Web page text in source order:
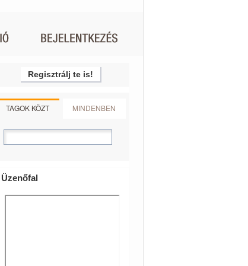
Regisztrálj te is!
TAGOK KÖZT MINDENBEN
Üzenőfal